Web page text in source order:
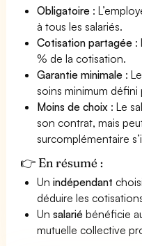
Obligatoire :
à tous les salariés.
Cotisation partagée :
% de la cotisation.
Garantie minimale :
soins minimum défini
Moins de choix : Le
son contrat, mais
surcomplémentaire
👉 En résumé :
Unindépendant
déduire les
Unsalarié bénéficie
mutuelle collective